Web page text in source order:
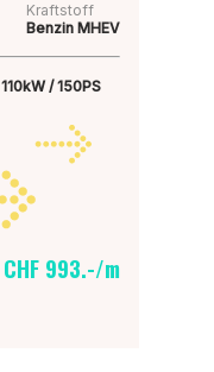
Kraftstoff
Benzin MHEV
110kW / 150PS
CHF 993.-/m